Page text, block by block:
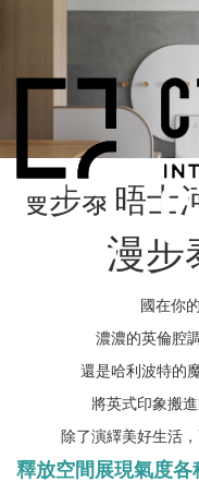
漫步泰晤士
漫步
國在你
濃濃的英倫腔
還是哈利波特的
將英式印象搬
除了演繹美好生活
釋放空間展現氣度